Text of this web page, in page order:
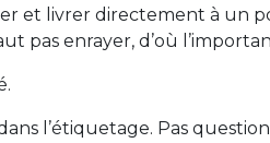
et livrer directement à un
pas enrayer, d’où
l’étiquetage. Pas